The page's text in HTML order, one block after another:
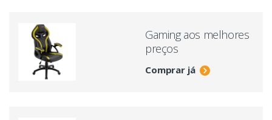
Gaming aos melhores
preços
Comprar já